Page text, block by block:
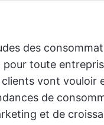
des
toute
vont vouloir
de
et de